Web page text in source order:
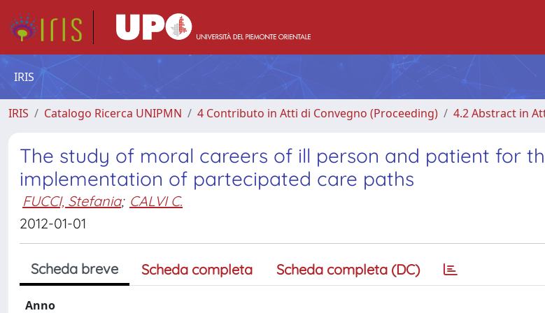
IRIS
IRIS Catalogo Ricerca UNIPMN 4 Contributo in Atti di Convegno (Proceeding) 4.2 Abstract in
The study of moral careers of ill person and patient for
implementation of partecipated care paths
FUCCI, Stefania; CALVI C.
2012-01-01
Scheda breve Scheda completa Scheda completa (DC)
Anno